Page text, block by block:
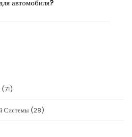
автомобиля?
(71)
Системы (28)